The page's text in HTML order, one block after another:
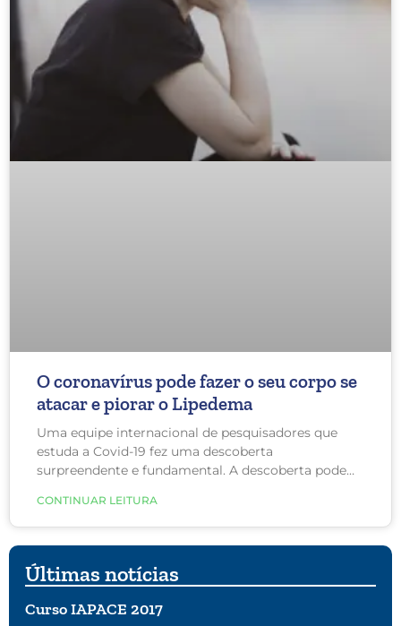
O coronavírus pode fazer o seu corpo se
atacar e piorar o Lipedema
Uma equipe internacional de pesquisadores que
estuda a Covid-19 fez uma descoberta
surpreendente e fundamental. A descoberta pode
mesmo após remissão do quadro clínico, inclusive
na piora dos sintomas das mulheres com Lipedema.
CONTINUAR LEITURA
Últimas notícias
Curso IAPACE 2017